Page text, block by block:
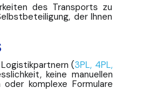
des Transports zu
der Ihnen
(3PL, 4PL,
keine manuellen
komplexe Formulare